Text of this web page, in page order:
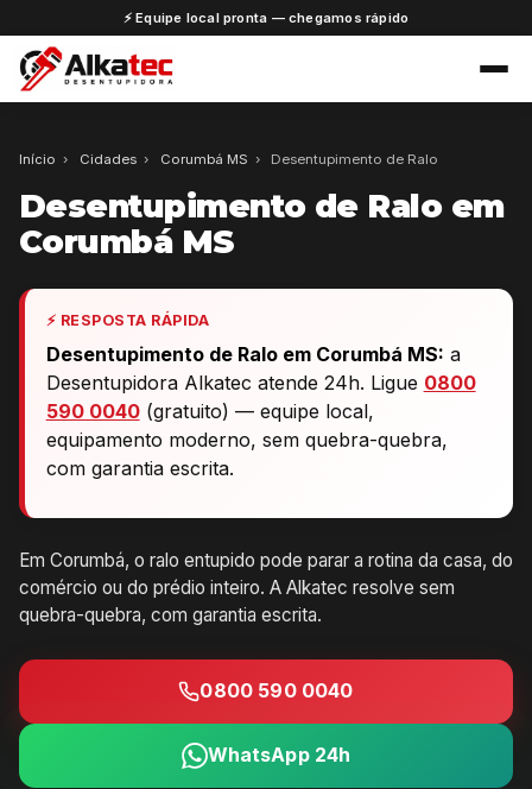
⚡ Equipe local pronta — chegamos rápido
Início › Cidades › Corumbá MS › Desentupimento de Ralo
Desentupimento de Ralo em
Corumbá MS
⚡ RESPOSTA RÁPIDA
Desentupimento de Ralo em Corumbá MS: a
Desentupidora Alkatec atende 24h. Ligue 0800
590 0040(gratuito) — equipe local,
equipamento moderno, sem quebra-quebra,
com garantia escrita.
Em Corumbá, o ralo entupido pode parar a rotina da casa, do
comércio ou do prédio inteiro. A Alkatec resolve sem
quebra-quebra, com garantia escrita.
0800 590 0040
WhatsApp 24h